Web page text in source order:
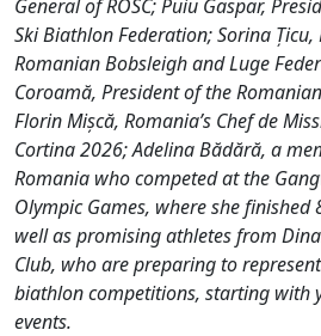
General of ROSC; Puiu Gaspar,
Ski Biathlon Federation; Sorina
Romanian Bobsleigh and Luge
Coroamă, President of the
Florin Mișcă, Romania’s Chef de
Cortina 2026; Adelina Bădără, a
Romania who competed at the
Olympic Games, where she finished
well as promising athletes from
Club, who are preparing to
biathlon competitions, starting with
events.